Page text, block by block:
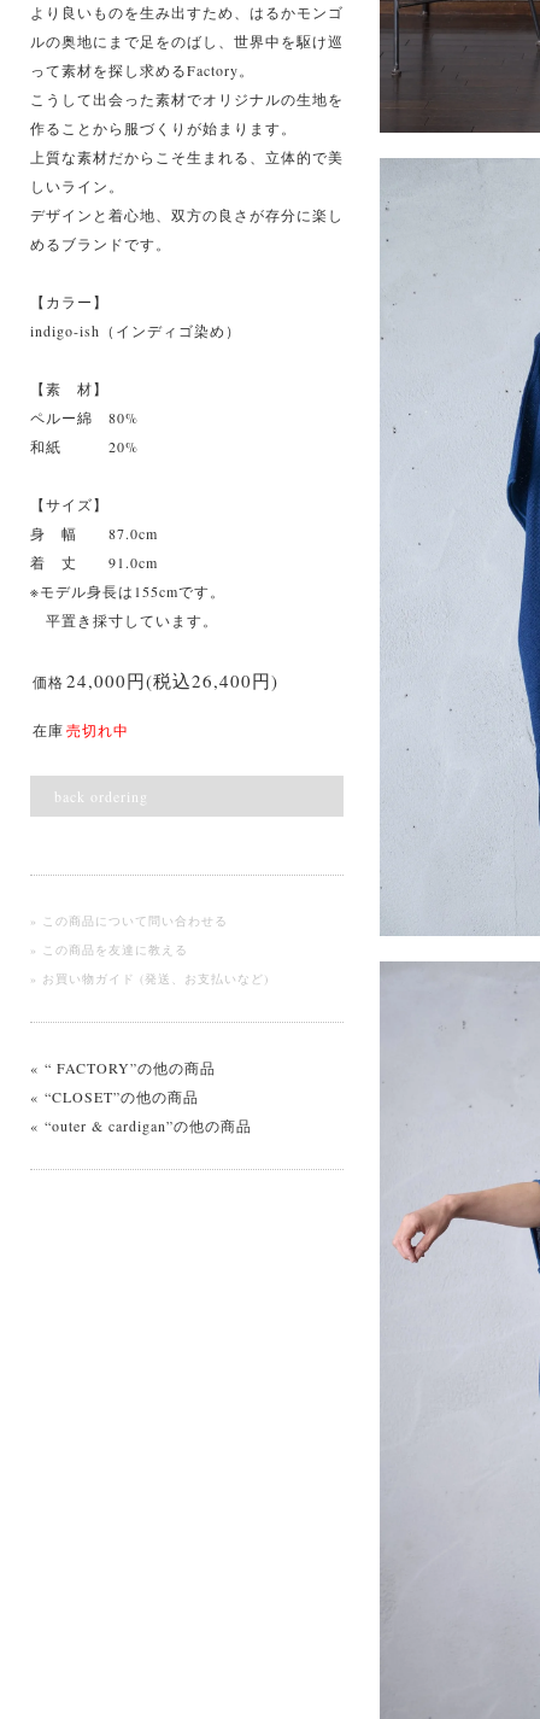
より良いものを生み出すため、はるかモンゴ
ルの奥地にまで足をのばし、世界中を駆け巡
って素材を探し求めるFactory。
こうして出会った素材でオリジナルの生地を
作ることから服づくりが始まります。
上質な素材だからこそ生まれる、立体的で美
しいライン。
デザインと着心地、双方の良さが存分に楽し
めるブランドです。
【カラー】
indigo-ish（インディゴ染め）
【素 材】
ペルー綿 80%
和紙 20%
【サイズ】
身 幅 87.0cm
着 丈 91.0cm
※モデル身長は155cmです。
平置き採寸しています。
価格24,000円(税込26,400円)
在庫売切れ中
back ordering
» この商品について問い合わせる
» この商品を友達に教える
» お買い物ガイド (発送、お支払いなど)
« “ FACTORY”の他の商品
« “CLOSET”の他の商品
« “outer & cardigan”の他の商品